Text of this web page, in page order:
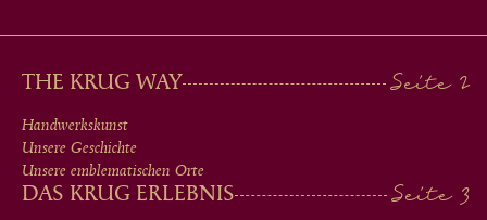
MAIN
MEN
IN
THE KRUG WAY
Handwerkskunst
Unsere Geschichte
Unsere emblematischen Orte
DAS KRUG ERLEBNIS